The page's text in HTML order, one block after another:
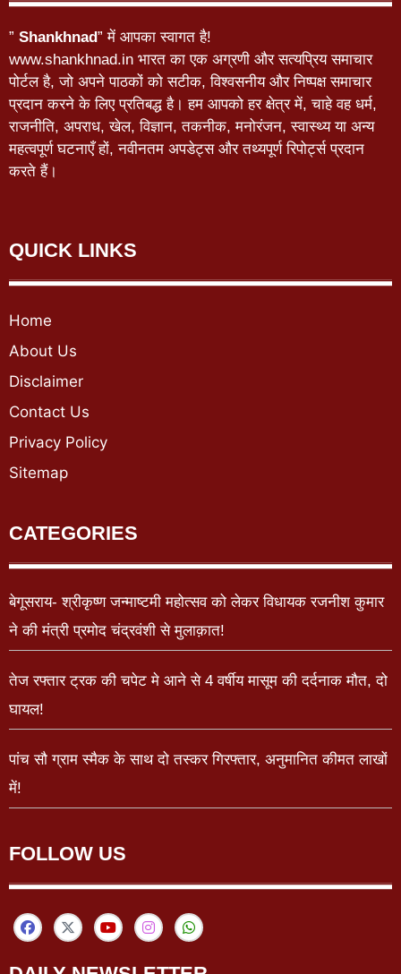
” Shankhnad” में आपका स्वागत है!
www.shankhnad.in भारत का एक अग्रणी और सत्यप्रिय समाचार
पोर्टल है, जो अपने पाठकों को सटीक, विश्वसनीय और निष्पक्ष समाचार
प्रदान करने के लिए प्रतिबद्ध है। हम आपको हर क्षेत्र में, चाहे वह धर्म,
राजनीति, अपराध, खेल, विज्ञान, तकनीक, मनोरंजन, स्वास्थ्य या अन्य
महत्वपूर्ण घटनाएँ हों, नवीनतम अपडेट्स और तथ्यपूर्ण रिपोर्ट्स प्रदान
करते हैं।
QUICK LINKS
Home
About Us
Disclaimer
Contact Us
Privacy Policy
Sitemap
CATEGORIES
बेगूसराय- श्रीकृष्ण जन्माष्टमी महोत्सव को लेकर विधायक रजनीश कुमार
ने की मंत्री प्रमोद चंद्रवंशी से मुलाक़ात!
तेज रफ्तार ट्रक की चपेट मे आने से 4 वर्षीय मासूम की दर्दनाक मौत, दो
घायल!
पांच सौ ग्राम स्मैक के साथ दो तस्कर गिरफ्तार, अनुमानित कीमत लाखों
में!
FOLLOW US